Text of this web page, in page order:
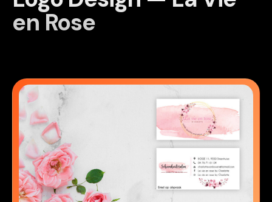
MARKETING & SEO BRANDING
WEB
Réalisations
Contact
en Rose